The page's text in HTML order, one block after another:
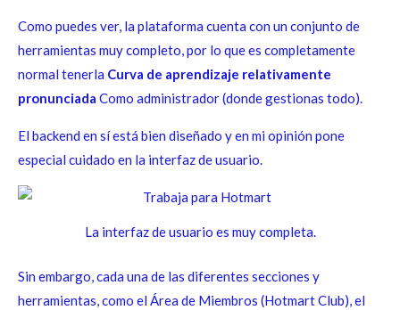
Como puedes ver, la plataforma cuenta con un conjunto de
herramientas muy completo, por lo que es completamente
normal tenerla Curva de aprendizaje relativamente
pronunciada Como administrador (donde gestionas todo).
El backend en sí está bien diseñado y en mi opinión pone
especial cuidado en la interfaz de usuario.
La interfaz de usuario es muy completa.
Sin embargo, cada una de las diferentes secciones y
herramientas, como el Área de Miembros (Hotmart Club), el